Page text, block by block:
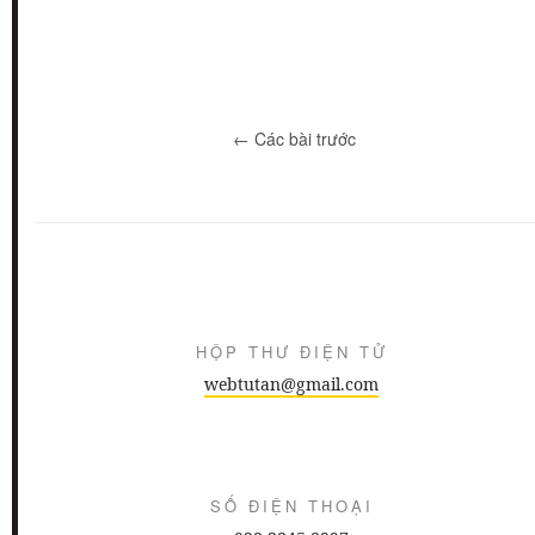
← Các bài trước
HỘP THƯ ĐIỆN TỬ
webtutan@gmail.com
SỐ ĐIỆN THOẠI